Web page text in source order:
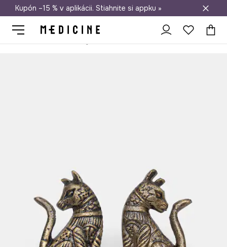
Doprava zadarmo od 50 €
Kupón –15 % v aplikácii. Stiahnite si appku »